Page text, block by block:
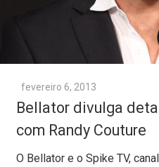
fevereiro 6, 2013
Bellator divulga
com Randy Couture
O Bellator e o Spike TV,